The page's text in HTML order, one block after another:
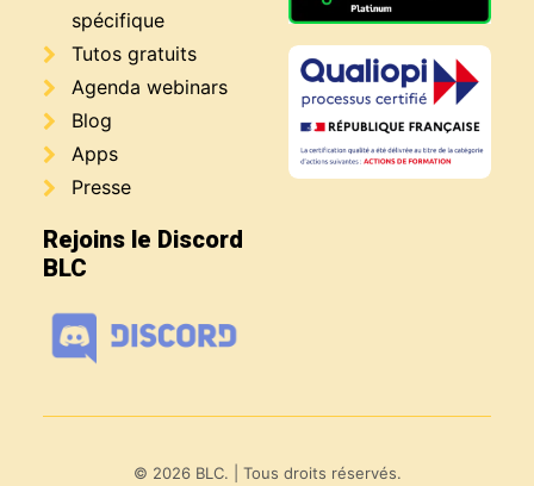
spécifique
Tutos gratuits
Agenda webinars
Blog
Apps
Presse
Rejoins le Discord
BLC
© 2026 BLC. | Tous droits réservés.